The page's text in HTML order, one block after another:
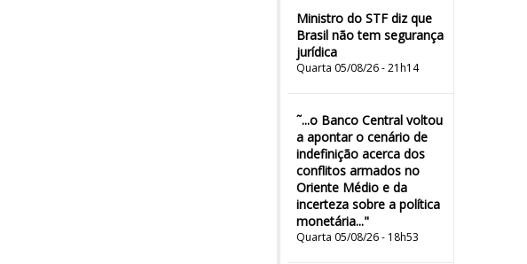
Ministro do STF diz que
Brasil não tem segurança
jurídica
Quarta 05/08/26 - 21h14
˜...o Banco Central voltou
a apontar o cenário de
indefinição acerca dos
conflitos armados no
Oriente Médio e da
incerteza sobre a política
monetária..."
Quarta 05/08/26 - 18h53